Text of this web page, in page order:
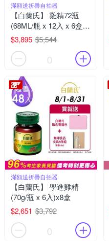
滿額送折疊自拍器
【白蘭氏】 雞精72瓶
(68ML/瓶 x 12入 x 6盒)
(健康食品雙認證 補充活
力思緒)
$3,895 $5,544
0
滿額送折疊自拍器
【白蘭氏】 學進雞精
(70g/瓶 x 6入)x8盒
$2,651 $3,792
0